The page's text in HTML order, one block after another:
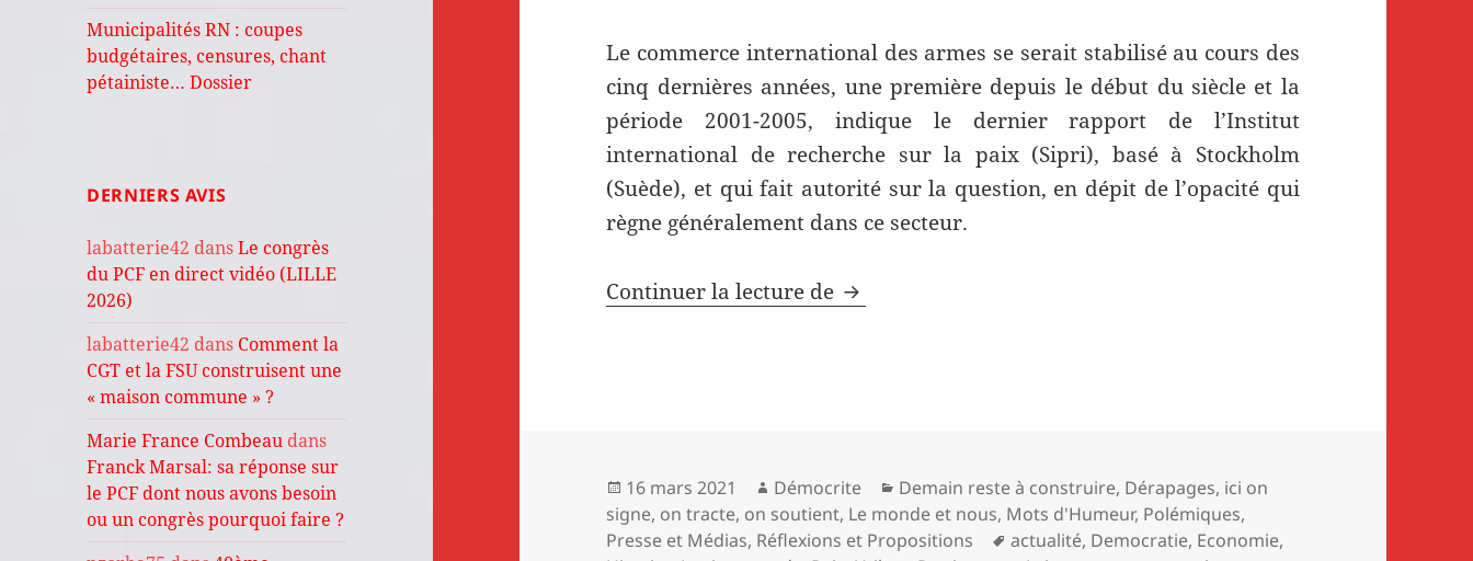
Municipalités RN : coupes
budgétaires, censures, chant
pétainiste… Dossier
DERNIERS AVIS
labatterie42 dansLe congrès
du PCF en direct vidéo (LILLE
2026)
labatterie42 dans Comment la
CGT et la FSU construisent une
« maison commune » ?
Marie France Combeau dans
Franck Marsal: sa réponse sur
le PCF dont nous avons besoin
ou un congrès pourquoi faire ?
Le commerce international des armes se serait stabilisé au cours des
cinq dernières années, une première depuis le début du siècle et la
période 2001-2005, indique le dernier rapport de l’Institut
international de recherche sur la paix (Sipri), basé à Stockholm
(Suède), et qui fait autorité sur la question, en dépit de l’opacité qui
règne généralement dans ce secteur.
Continuer la lecture de Ventes d’armes : +44 % en 4 ans, le business florissant de la
Publié
le
16 mars 2021 Auteur
Démocrite Catégories
Demain reste à construire, Dérapages, ici on
signe, on tracte, on soutient, Le monde et nous, Mots d'Humeur, Polémiques,
Presse et Médias, Réflexions et Propositions
Mots-
actualité, Democratie, Economie,